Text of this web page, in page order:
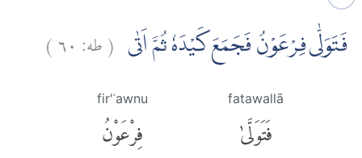
فَتَوَلّٰى فِرْعَوْنُ فَجَمَعَ كَيْدَهٗ ثُمَّ اَتٰى (طه: ٦٠)
fatawallā
فَتَوَلَّىٰ
fir'ʿawnu
فِرْعَوْنُ